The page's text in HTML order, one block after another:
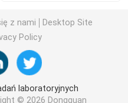
sztucznych w
z nami
Desktop Site
Policy
laboratoryjnych
© 2026 Dongguan